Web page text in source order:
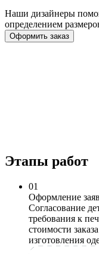
Наши дизайнеры
определением
Оформить заказ
Этапы работ
01
Оформление
Согласование
требования к
стоимости
изготовления